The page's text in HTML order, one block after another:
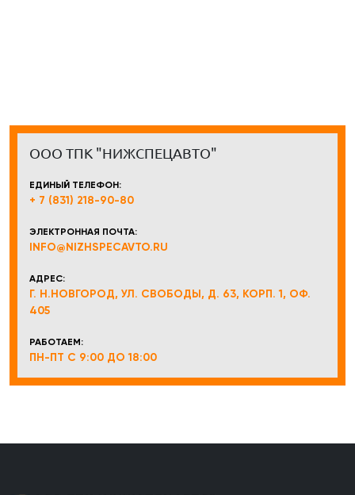
ООО ТПК "НИЖСПЕЦАВТО"
ЕДИНЫЙ ТЕЛЕФОН:
+ 7 (831) 218-90-80
ЭЛЕКТРОННАЯ ПОЧТА:
INFO@NIZHSPECAVTO.RU
АДРЕС:
Г. Н.НОВГОРОД, УЛ. СВОБОДЫ, Д. 63, КОРП. 1, ОФ.
405
РАБОТАЕМ:
ПН-ПТ С 9:00 ДО 18:00